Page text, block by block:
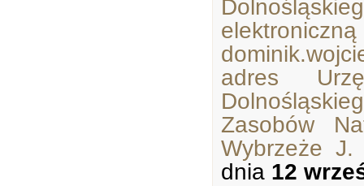
adres
Zasobów
Wybrzeże J.
dnia 12